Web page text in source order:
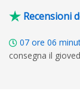
Recensioni
07 ore 06
consegna il